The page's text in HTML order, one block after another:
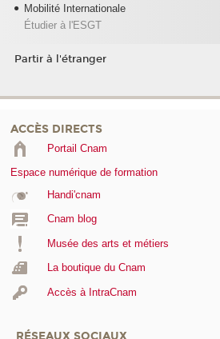
Mobilité Internationale
Étudier à l'ESGT
Partir à l'étranger
ACCÈS DIRECTS
Portail Cnam
Espace numérique de formation
Handi'cnam
Cnam blog
Musée des arts et métiers
La boutique du Cnam
Accès à IntraCnam